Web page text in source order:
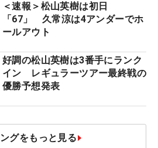
＜速報＞松山英樹は初日
「67」 久常涼は4アンダーでホ
ールアウト
好調の松山英樹は3番手にランク
イン レギュラーツアー最終戦の
優勝予想発表
グをもっと見る